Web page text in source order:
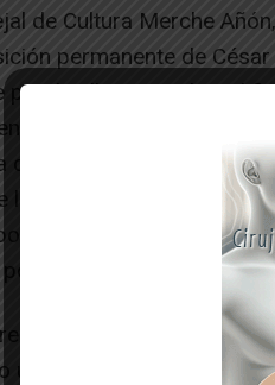
de Cultura Merche
permanente de
pueden llevar a cabo. Al
hay gente que una vez
de exposiciones
la gente acude a ver lo
redescubra la
el museo».
de unos 20.000
una subvención de